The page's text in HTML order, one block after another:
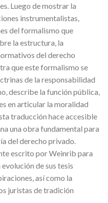
Luego de mostrar la
instrumentalistas,
del formalismo que
la estructura, la
del derecho
que este formalismo se
de la responsabilidad
describe la función pública,
en articular la moralidad
traducción hace accesible
una obra fundamental para
del derecho privado.
escrito por Weinrib para
de sus tesis
así como la
juristas de tradición